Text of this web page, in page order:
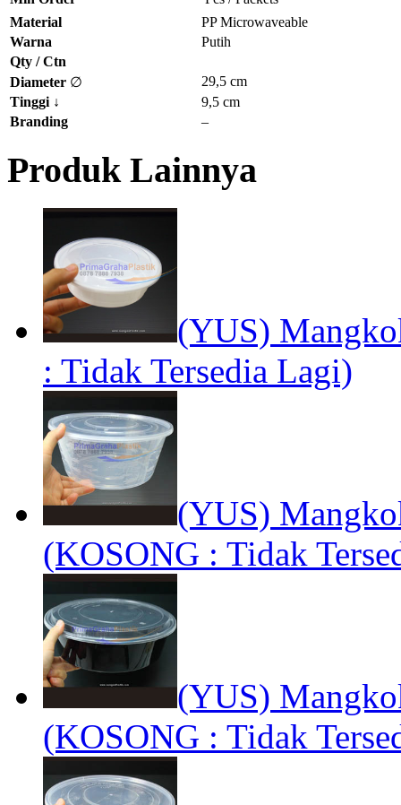
Material
PP Microwaveable
Warna
Putih
Qty / Ctn
Diameter ∅
29,5 cm
Tinggi ↓
9,5 cm
Branding
–
Produk Lainnya
(YUS)
: Tidak Tersedia Lagi)
(YUS)
(KOSONG : Tidak
(YUS)
(KOSONG : Tidak